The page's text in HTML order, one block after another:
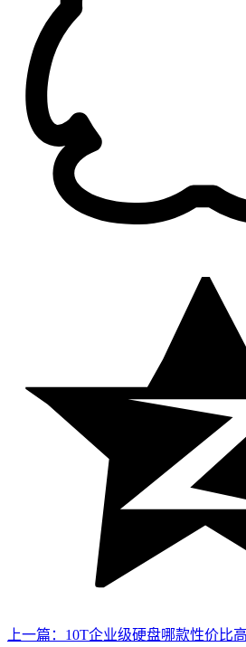
上一篇：10T企业级硬盘哪款性价比